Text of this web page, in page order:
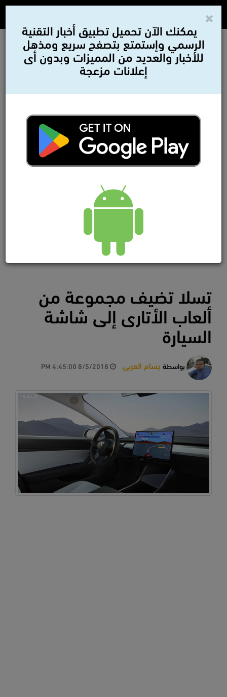
تسلا تضيف مجموعة من
ألعاب الأتارى إلى شاشة
السيارة
بواسطة بسام العربى
يمكنك الآن تحميل تطبيق أخبار التقنية
الرسمي وإستمتع بتصفح سريع ومذهل
للأخبار والعديد من المميزات وبدون أى
إعلانات مزعجة